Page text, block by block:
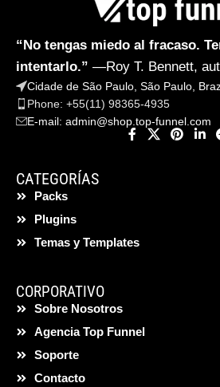
“No tengas miedo al fracaso.
intentarlo.” —Roy T. Bennett,
Cidade de São Paulo, São Paulo,
Phone: +55(11) 98365-4935
E-mail: admin@shop.top-funnel.com
CATEGORÍAS
Packs
Plugins
Temas y Templates
CORPORATIVO
Sobre Nosotros
Agencia Top Funnel
Soporte
Contacto